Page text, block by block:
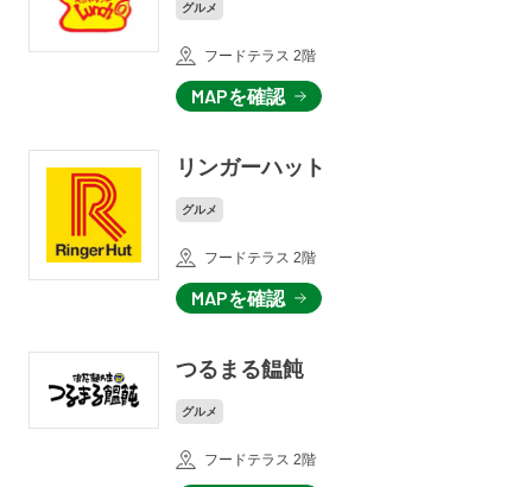
グルメ
フードテラス 2階
MAPを確認
リンガーハット
グルメ
フードテラス 2階
MAPを確認
つるまる饂飩
グルメ
フードテラス 2階